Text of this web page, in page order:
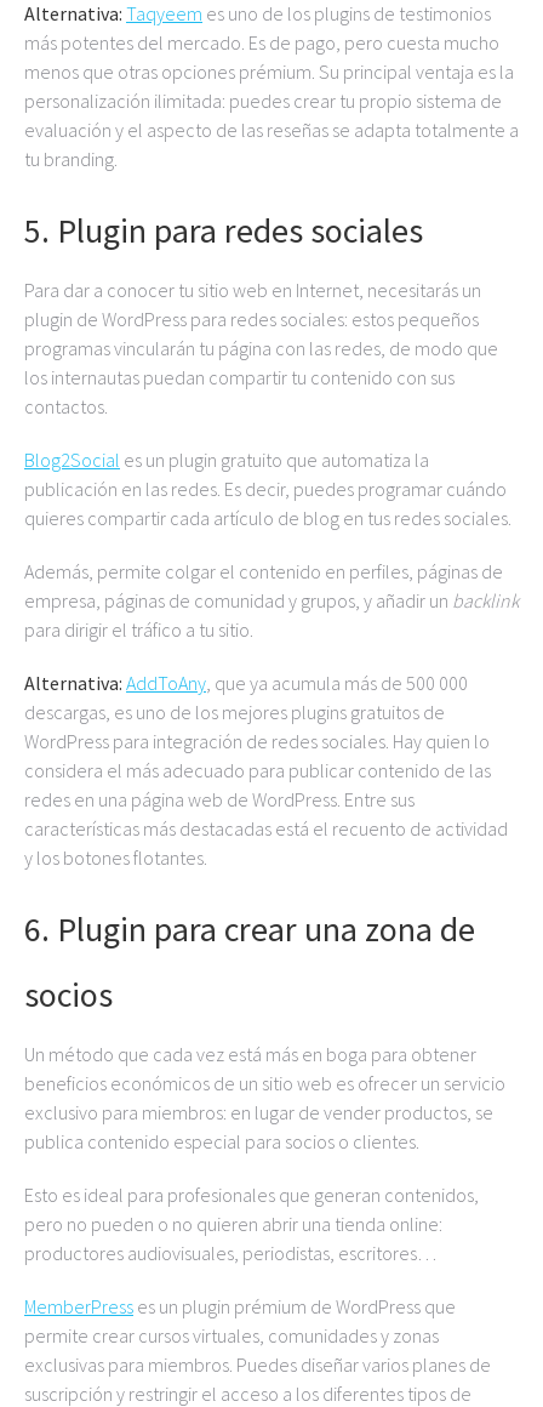
Alternativa: Taqyeem es uno de los plugins de testimonios
más potentes del mercado. Es de pago, pero cuesta mucho
menos que otras opciones prémium. Su principal ventaja es la
personalización ilimitada: puedes crear tu propio sistema de
evaluación y el aspecto de las reseñas se adapta totalmente a
tu branding.
5. Plugin para redes sociales
Para dar a conocer tu sitio web en Internet, necesitarás un
plugin de WordPress para redes sociales: estos pequeños
programas vincularán tu página con las redes, de modo que
los internautas puedan compartir tu contenido con sus
contactos.
Blog2Social es un plugin gratuito que automatiza la
publicación en las redes. Es decir, puedes programar cuándo
quieres compartir cada artículo de blog en tus redes sociales.
Además, permite colgar el contenido en perfiles, páginas de
empresa, páginas de comunidad y grupos, y añadir un backlink
para dirigir el tráfico a tu sitio.
Alternativa: AddToAny, que ya acumula más de 500 000
descargas, es uno de los mejores plugins gratuitos de
WordPress para integración de redes sociales. Hay quien lo
considera el más adecuado para publicar contenido de las
redes en una página web de WordPress. Entre sus
características más destacadas está el recuento de actividad
y los botones flotantes.
6. Plugin para crear una zona de
socios
Un método que cada vez está más en boga para obtener
beneficios económicos de un sitio web es ofrecer un servicio
exclusivo para miembros: en lugar de vender productos, se
publica contenido especial para socios o clientes.
Esto es ideal para profesionales que generan contenidos,
pero no pueden o no quieren abrir una tienda online:
productores audiovisuales, periodistas, escritores…
MemberPress es un plugin prémium de WordPress que
permite crear cursos virtuales, comunidades y zonas
exclusivas para miembros. Puedes diseñar varios planes de
suscripción y restringir el acceso a los diferentes tipos de